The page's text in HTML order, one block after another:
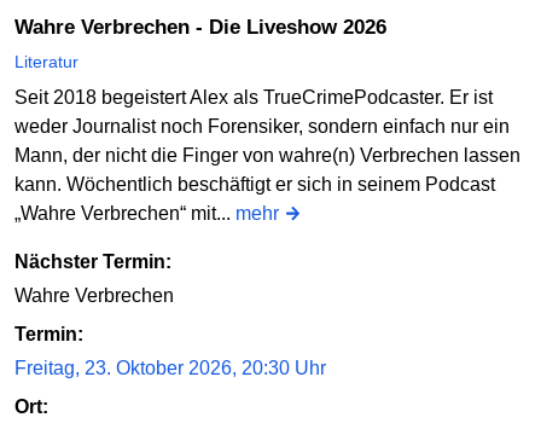
Wahre Verbrechen - Die Liveshow 2026
Literatur
Seit 2018 begeistert Alex als TrueCrimePodcaster. Er ist
weder Journalist noch Forensiker, sondern einfach nur ein
Mann, der nicht die Finger von wahre(n) Verbrechen lassen
kann. Wöchentlich beschäftigt er sich in seinem Podcast
„Wahre Verbrechen“ mit... mehr
Nächster Termin:
Wahre Verbrechen
Termin:
Freitag, 23. Oktober 2026, 20:30 Uhr
Ort: